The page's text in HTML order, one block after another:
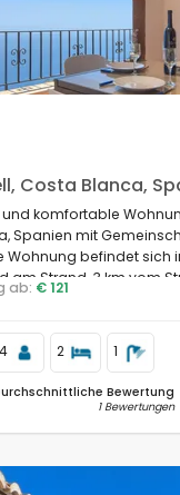
Costa Blanca,
komfortable
Spanien mit
Wohnung befindet sich
am Strand, 3 km vom
Poble Nou de Benitachell
ab: € 121
4 2 1
Bewertung
1 Bewertungen